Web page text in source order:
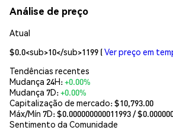
Análise de preço
Atual
$0.0<sub>10</sub>1199 (Ver preço em
Tendências recentes
Mudança 24H:+0.00%
Mudança 7D:+0.00%
Capitalização de mercado:$10,793.00
Máx/Mín 7D: $0.000000000011993 / $
Sentimento da Comunidade